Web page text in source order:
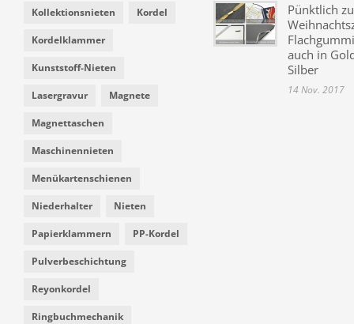
Kollektionsnieten Kordel
Kordelklammer
Kunststoff-Nieten
Lasergravur Magnete
Magnettaschen
Maschinennieten
Menükartenschienen
Niederhalter Nieten
Papierklammern PP-Kordel
Pulverbeschichtung
Reyonkordel
Ringbuchmechanik
Pünktlich
auch in
Silber
14 Nov. 2017